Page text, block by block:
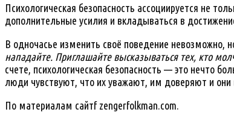
Психологическая безопасность ассоциируется не
дополнительные усилия и вкладываться в
В одночасье изменить своё поведение невозможно,
нападайте. Приглашайте высказываться тех, кто
счете, психологическая безопасность — это нечто
люди чувствуют, что их уважают, им доверяют и они
По материалам сайтf zengerfolkman.com.